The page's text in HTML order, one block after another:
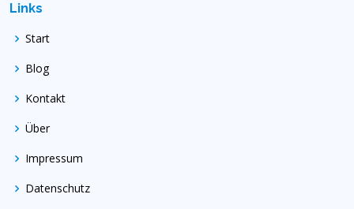
Links
Start
Blog
Kontakt
Über
Impressum
Datenschutz